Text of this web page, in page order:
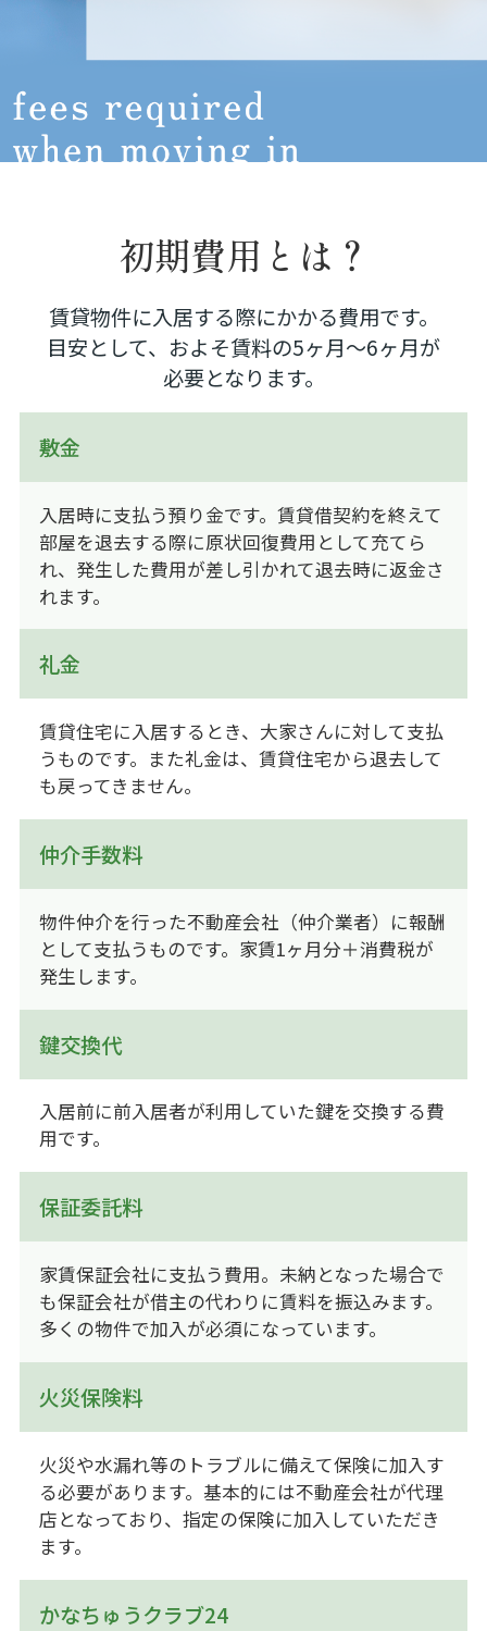
初期費用とは？
賃貸物件に入居する際にかかる費用です。
目安として、およそ賃料の5ヶ月～6ヶ月が
必要となります。
敷金
入居時に支払う預り金です。賃貸借契約を終えて
部屋を退去する際に原状回復費用として充てら
れ、発生した費用が差し引かれて退去時に返金さ
れます。
礼金
賃貸住宅に入居するとき、大家さんに対して支払
うものです。また礼金は、賃貸住宅から退去して
も戻ってきません。
仲介手数料
物件仲介を行った不動産会社（仲介業者）に報酬
として支払うものです。家賃1ヶ月分＋消費税が
発生します。
鍵交換代
入居前に前入居者が利用していた鍵を交換する費
用です。
保証委託料
家賃保証会社に支払う費用。未納となった場合で
も保証会社が借主の代わりに賃料を振込みます。
多くの物件で加入が必須になっています。
火災保険料
火災や水漏れ等のトラブルに備えて保険に加入す
る必要があります。基本的には不動産会社が代理
店となっており、指定の保険に加入していただき
ます。
かなちゅうクラブ24